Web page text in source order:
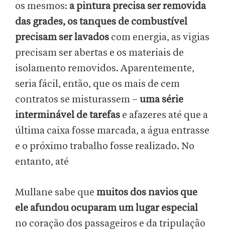
os mesmos: a pintura precisa ser removida
das grades, os tanques de combustível
precisam ser lavados com energia, as vigias
precisam ser abertas e os materiais de
isolamento removidos. Aparentemente,
seria fácil, então, que os mais de cem
contratos se misturassem – uma série
interminável de tarefas e afazeres até que a
última caixa fosse marcada, a água entrasse
e o próximo trabalho fosse realizado. No
entanto, até
Mullane sabe que muitos dos navios que
ele afundou ocuparam um lugar especial
no coração dos passageiros e da tripulação